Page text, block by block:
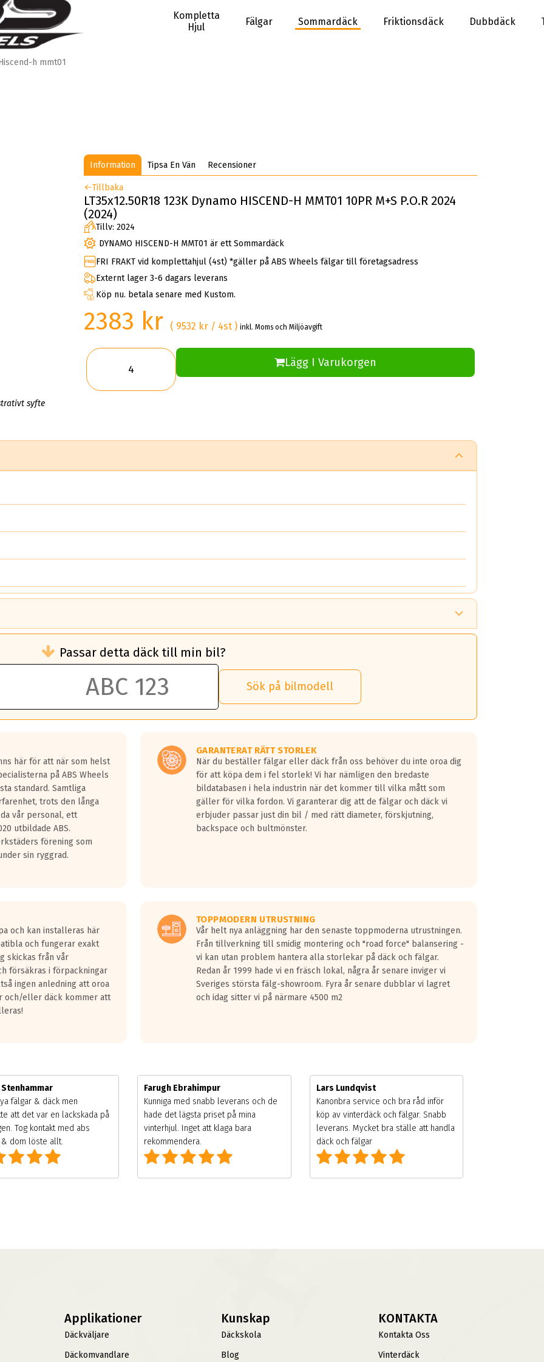
Kompletta
Hjul
Fälgar Sommardäck Friktionsdäck Dubbdäck
h mmt01
syfte
Information Tipsa En Vän Recensioner
Tillbaka
LT35x12.50R18 123K Dynamo HISCEND-H MMT01 10PR M+S P.O.R 2024
(2024)
Tillv: 2024
DYNAMO HISCEND-H MMT01 är ett Sommardäck
FRI FRAKT vid komplettahjul (4st) *gäller på ABS Wheels fälgar till företagsadress
Externt lager 3-6 dagars leverans
Köp nu. betala senare med Kustom.
2383 kr ( 9532 kr / 4st )inkl. Moms och Miljöavgift
Lägg I Varukorgen
än ett klass G däck.
50 liter bränsle med ett klass A däck gentemot ett klass G däck.
vilken rutt du kör, samt vilken körstil du använder.
lastbilar.
på en väg där det ligger 0.5-1.5 mm vatten.
fyra billängder( ca 18meter) mellan däck med betyg A gentemot
överträffa motorljudet.
ett däck med vågar. Hög bullernivå markeras med svarta vågor
kraven som finns i dagsläget, men är inte längre tillåtna enligt nya
Passar detta däck till min bil?
Sök på bilmodell
här för att när som helst
på ABS Wheels
standard. Samtliga
trots den långa
vår personal, ett
utbildade ABS.
förening som
sin ryggrad.
GARANTERAT RÄTT STORLEK
När du beställer fälgar eller däck från oss behöver du inte oroa dig
för att köpa dem i fel storlek! Vi har nämligen den bredaste
bildatabasen i hela industrin när det kommer till vilka mått som
gäller för vilka fordon. Vi garanterar dig att de fälgar och däck vi
erbjuder passar just din bil / med rätt diameter, förskjutning,
backspace och bultmönster.
och kan installeras här
och fungerar exakt
skickas från vår
försäkras i förpackningar
ingen anledning att oroa
och/eller däck kommer att
TOPPMODERN UTRUSTNING
Vår helt nya anläggning har den senaste toppmoderna utrustningen.
Från tillverkning till smidig montering och "road force" balansering -
vi kan utan problem hantera alla storlekar på däck och fälgar.
Redan år 1999 hade vi en fräsch lokal, några år senare inviger vi
Sveriges största fälg-showroom. Fyra år senare dubblar vi lagret
och idag sitter vi på närmare 4500 m2
Stenhammar
fälgar & däck men
att det var en lackskada på
Tog kontakt med abs
dom löste allt.
Farugh Ebrahimpur
Kunniga med snabb leverans och de
hade det lägsta priset på mina
vinterhjul. Inget att klaga bara
rekommendera.
Lars Lundqvist
Kanonbra service och bra råd inför
köp av vinterdäck och fälgar. Snabb
leverans. Mycket bra ställe att handla
däck och fälgar
Applikationer
Däckväljare
Däckomvandlare
Kunskap
Däckskola
Blog
KONTAKTA
Kontakta Oss
Vinterdäck